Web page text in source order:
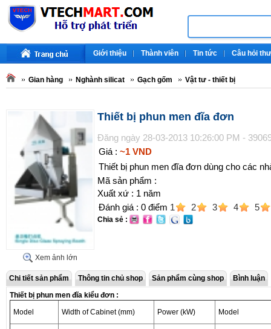
Giới thiệu Thành viên Tin tức Câu hỏi
Gian hàng Nghành silicat Gạch gốm Vật tư - thiết bị
Xem ảnh lớn
Thiết bị phun men đĩa đơn
Đăng ngày 28-03-2013 10:26:00 PM -
Giá : ~1 VND
Thiết bị phun men đĩa đơn dùng cho các
Mã sản phẩm :
Xuất xứ : 1 năm
Đánh giá : 0 điểm 1 2 3 4 5
Chia sẻ :
Chi tiết sản phẩm Thông tin chủ shop Sản phẩm cùng shop
Bình luận
Thiết bị phun men đĩa kiểu đơn :
Model
Width of Cabinet (mm) Power (kW) Model